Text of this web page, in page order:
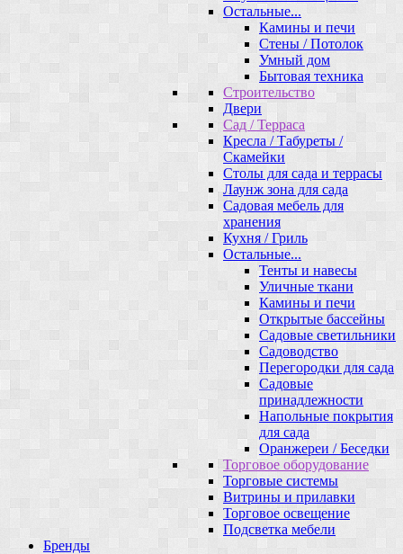
Остальные...
Камины и печи
Стены / Потолок
Умный дом
Бытовая техника
Строительство
Двери
Сад / Терраса
Кресла / Табуреты /
Скамейки
Столы для сада и террасы
Лаунж зона для сада
Садовая мебель для
хранения
Кухня / Гриль
Остальные...
Тенты и навесы
Уличные ткани
Камины и печи
Открытые бассейны
Садовые светильники
Садоводство
Перегородки для сада
Садовые
принадлежности
Напольные покрытия
для сада
Оранжереи / Беседки
Торговое оборудование
Торговые системы
Витрины и прилавки
Торговое освещение
Подсветка мебели
Бренды